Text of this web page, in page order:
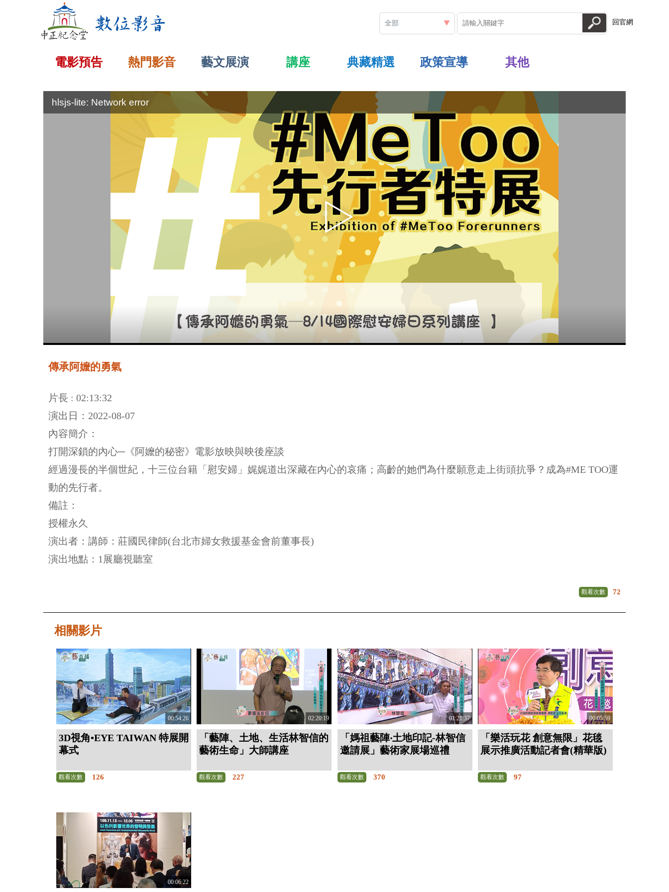
回官網
電影預告 熱門影音 藝文展演 講座 典藏精選 政策宣導 其他
hlsjs-lite: Network error
傳承阿嬤的勇氣
片長 : 02:13:32
演出日：2022-08-07
內容簡介：
打開深鎖的內心─《阿嬤的秘密》電影放映與映後座談
經過漫長的半個世紀，十三位台籍「慰安婦」娓娓道出深藏在內心的哀痛；高齡的她們為什麼願意走上街頭抗爭？成為#ME TOO運
動的先行者。
備註：
授權永久
演出者：講師：莊國民律師(台北市婦女救援基金會前董事長)
演出地點：1展廳視聽室
觀看次數 72
相關影片
00:54:26
3D視角•EYE TAIWAN 特展開
幕式
觀看次數 126
02:20:19
「藝陣、土地、生活林智信的
藝術生命」大師講座
觀看次數 227
01:21:37
「媽祖藝陣‧土地印記-林智信
邀請展」藝術家展場巡禮
觀看次數 370
00:05:59
「樂活玩花 創意無限」花毯
展示推廣活動記者會(精華版)
觀看次數 97
00:06:22